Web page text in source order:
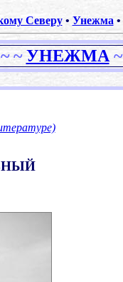
Северу• Унежма •
~ УНЕЖМА